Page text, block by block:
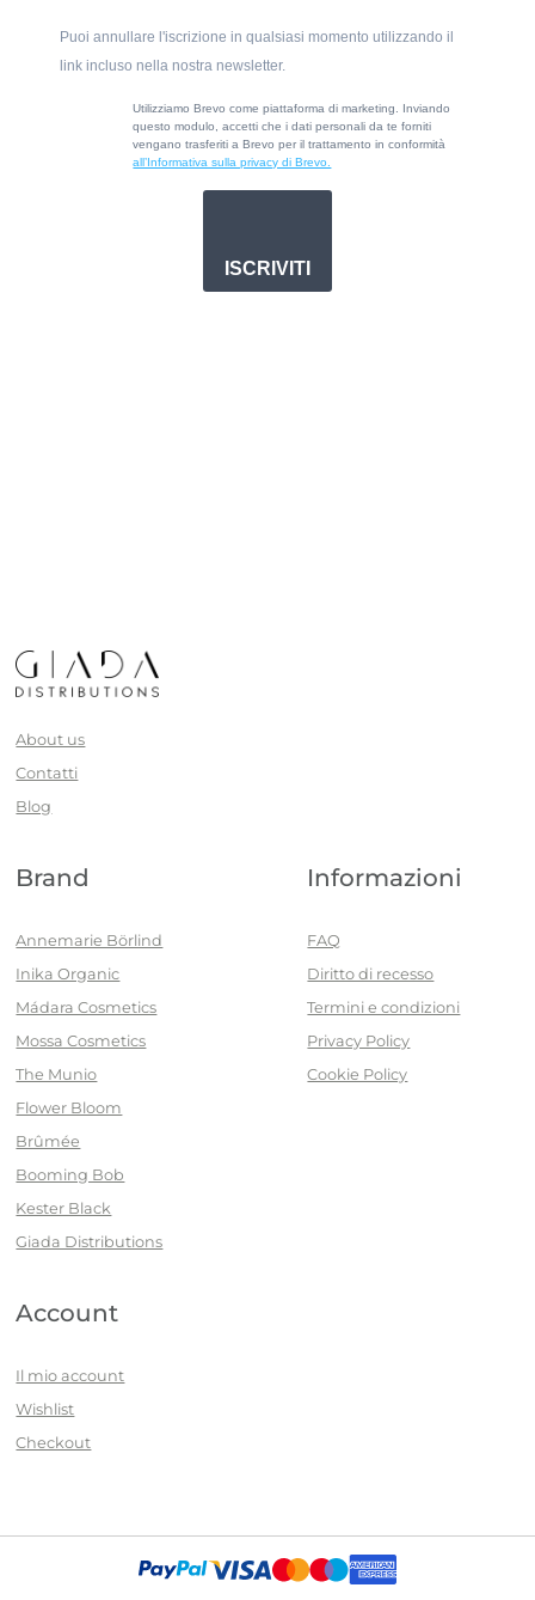
Puoi annullare l'iscrizione in qualsiasi momento utilizzando il
link incluso nella nostra newsletter.
Utilizziamo Brevo come piattaforma di marketing. Inviando
questo modulo, accetti che i dati personali da te forniti
vengano trasferiti a Brevo per il trattamento in conformità
all’Informativa sulla privacy di Brevo.
ISCRIVITI
About us
Contatti
Blog
Brand
Annemarie Börlind
Inika Organic
Mádara Cosmetics
Mossa Cosmetics
The Munio
Flower Bloom
Brûmée
Booming Bob
Kester Black
Giada Distributions
Informazioni
FAQ
Diritto di recesso
Termini e condizioni
Privacy Policy
Cookie Policy
Account
Il mio account
Wishlist
Checkout